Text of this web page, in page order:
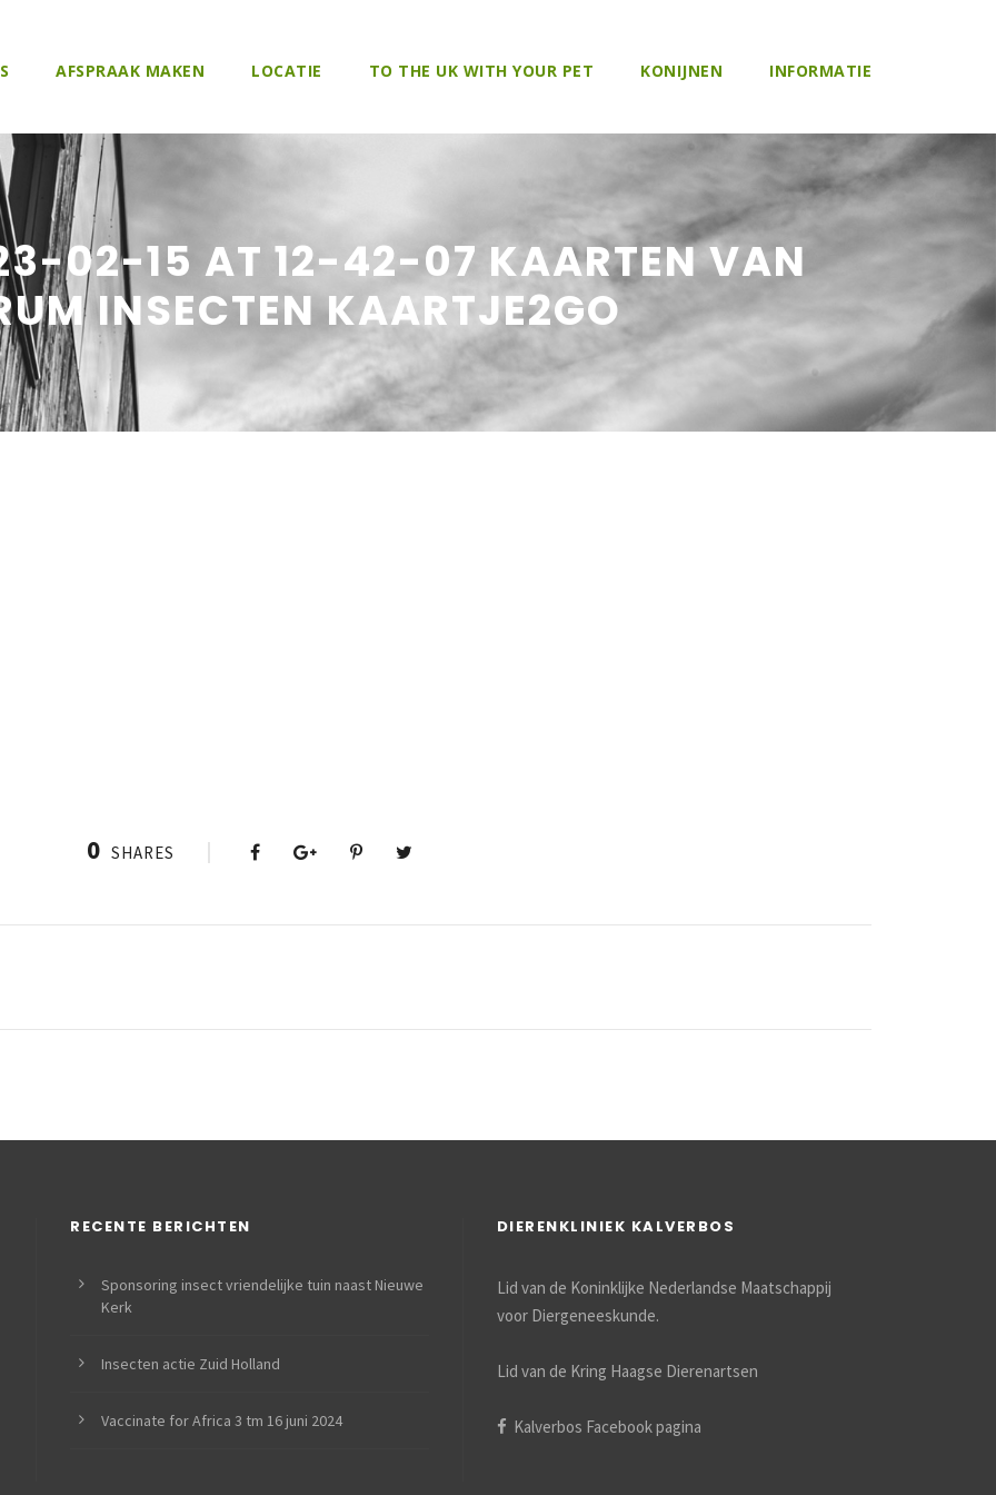
AFSPRAAK MAKEN LOCATIE TO THE UK WITH YOUR PET KONIJNEN INFORMATIE
02-15 AT 12-42-07 KAARTEN VAN
INSECTEN KAARTJE2GO
0 SHARES
RECENTE BERICHTEN
Sponsoring insect vriendelijke tuin naast Nieuwe
Kerk
Insecten actie Zuid Holland
Vaccinate for Africa 3 tm 16 juni 2024
DIERENKLINIEK KALVERBOS
Lid van de Koninklijke Nederlandse Maatschappij
voor Diergeneeskunde.
Lid van de Kring Haagse Dierenartsen
Kalverbos Facebook pagina